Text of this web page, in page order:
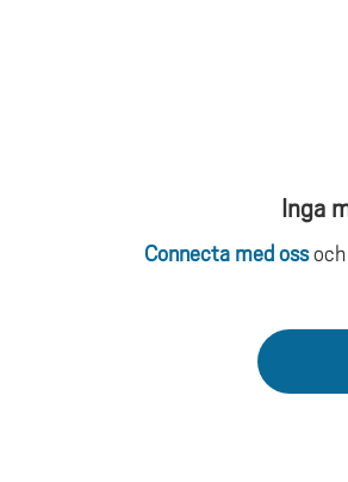
Inga
Connecta med ossoch